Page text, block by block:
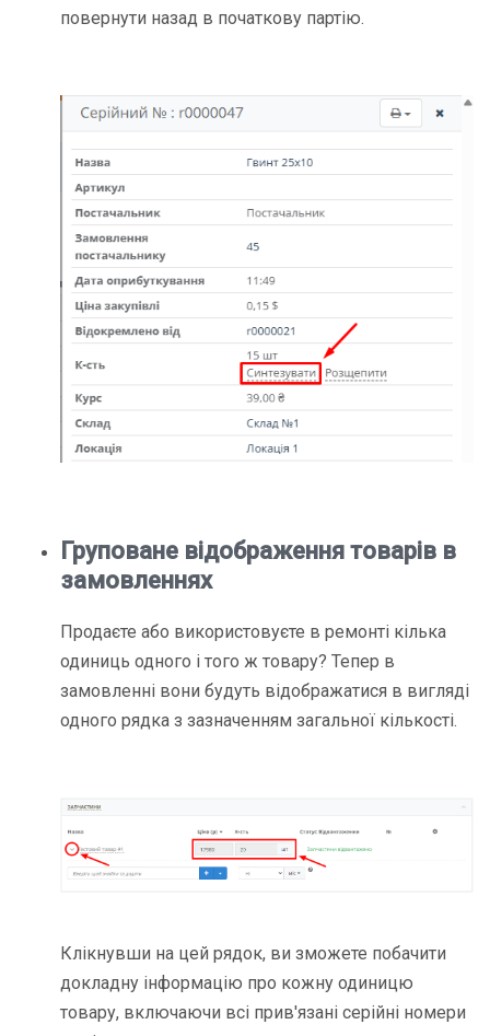
повернути назад в початкову партію.
Груповане відображення товарів в
замовленнях
Продаєте або використовуєте в ремонті кілька
одиниць одного і того ж товару? Тепер в
замовленні вони будуть відображатися в вигляді
одного рядка з зазначенням загальної кількості.
Клікнувши на цей рядок, ви зможете побачити
докладну інформацію про кожну одиницю
товару, включаючи всі прив'язані серійні номери